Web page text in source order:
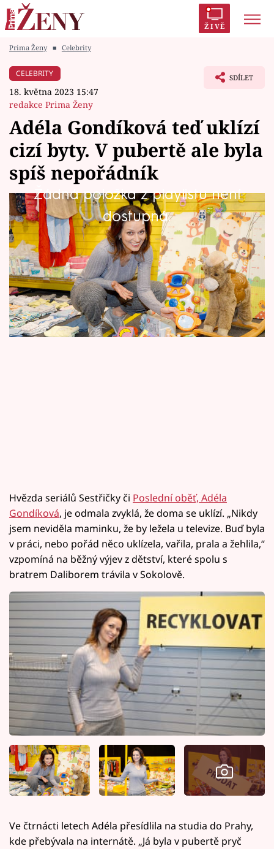
ŽIVĚ
Módní alarm
Témata
Celebrity
Vztahy
Seriály
Horoskopy
Sledujte prima+
Filmový festival Karlovy Vary
Prima Ženy ■ Celebrity
CELEBRITY
18. května 2023 15:47
redakce Prima Ženy
SDÍLET
Adéla Gondíková teď uklízí
cizí byty. V pubertě ale byla
spíš nepořádník
Žádná položka z playlistu není
dostupná.
Adéla Gondíková se stává expertkou na
pořádek. Jak to má coby moderátorka nové
dokureality s úklidem vlastního domu? Možná
vás překvapí.
Hvězda seriálů Sestřičky či Poslední oběť, Adéla
Gondíková, je odmala zvyklá, že doma se uklízí. „Nikdy
jsem neviděla maminku, že by ležela u televize. Buď byla
v práci, nebo pořád něco uklízela, vařila, prala a žehlila,“
vzpomíná na běžný výjev z dětství, které spolu s
bratrem Daliborem trávila v Sokolově.
Ve čtrnácti letech Adéla přesídlila na studia do Prahy,
kde přebývala na internátě. „Já byla v pubertě pryč